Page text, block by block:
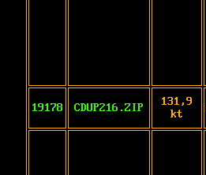
19178 CDUP216.ZIP
131,9
kt